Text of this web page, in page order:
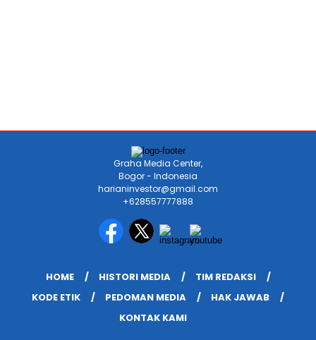
Graha Media Center,
Bogor - Indonesia
harianinvestor@gmail.com
+628557777888
HOME HISTORI MEDIA
TIM REDAKSI
KODE ETIK
PEDOMAN MEDIA
HAK JAWAB
KONTAK KAMI